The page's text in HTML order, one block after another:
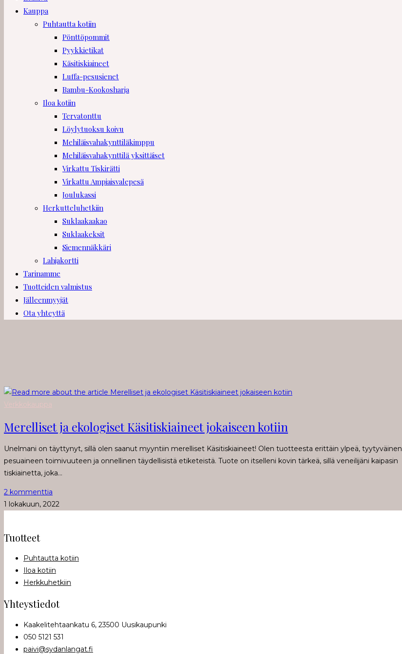
Kauppa
Puhtautta kotiin
Pönttöpommit
Pyykkietikat
Käsitiskiaineet
Luffa-pesusienet
Bambu-Kookosharja
Iloa kotiin
Tervatonttu
Löylytuoksu koivu
Mehiläisvahakynttiläkimppu
Mehiläisvahakynttilä yksittäiset
Virkattu Tiskirätti
Virkattu Ampiaisvalepesä
Joulukassi
Herkutteluhetkiin
Suklaakaakao
Suklaakeksit
Siemennäkkäri
Lahjakortti
Tarinamme
Tuotteiden valmistus
Jälleenmyyjät
Ota yhteyttä
Verkkokauppa
Merelliset ja ekologiset Käsitiskiaineet jokaiseen kotiin
Unelmani on täyttynyt, sillä olen saanut myyntiin merelliset Käsitiskiaineet! Olen tuotteesta erittäin ylpeä, tyytyväinen
pesuaineen toimivuuteen ja onnellinen täydellisistä etiketeistä. Tuote on itselleni kovin tärkeä, sillä veneilijäni kaipasin
tiskiainetta, joka…
2 kommenttia
1 lokakuun, 2022
Tuotteet
Puhtautta kotiin
Iloa kotiin
Herkkuhetkiin
Yhteystiedot
Kaakelitehtaankatu 6, 23500 Uusikaupunki
050 5121 531
paivi@sydanlangat.fi